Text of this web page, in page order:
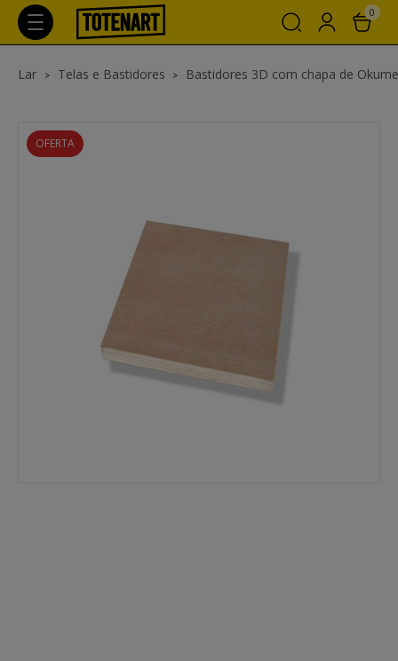
0
Lar Telas e Bastidores Bastidores 3D com chapa de
OFERTA